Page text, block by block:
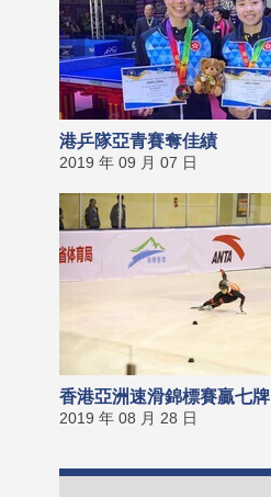
港乒隊亞青賽奪佳績
2019 年 09 月 07 日
香港亞洲速滑錦標賽贏七牌
2019 年 08 月 28 日